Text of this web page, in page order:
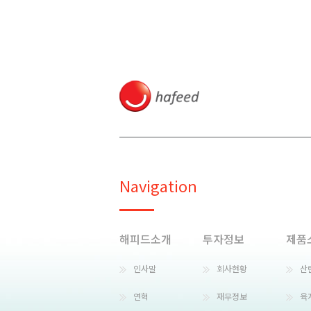
Navigation
해피드소개
인사말
연혁
투자정보
회사현황
재무정보
제품
산
육